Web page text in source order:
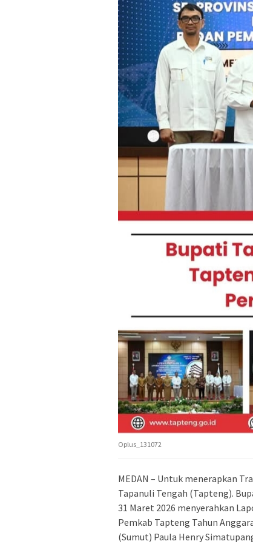
Oplus_131072
MEDAN – Untuk menerapkan
Tapanuli Tengah (Tapteng).
31 Maret 2026 menyerahkan
Pemkab Tapteng Tahun
(Sumut) Paula Henry Simatupang